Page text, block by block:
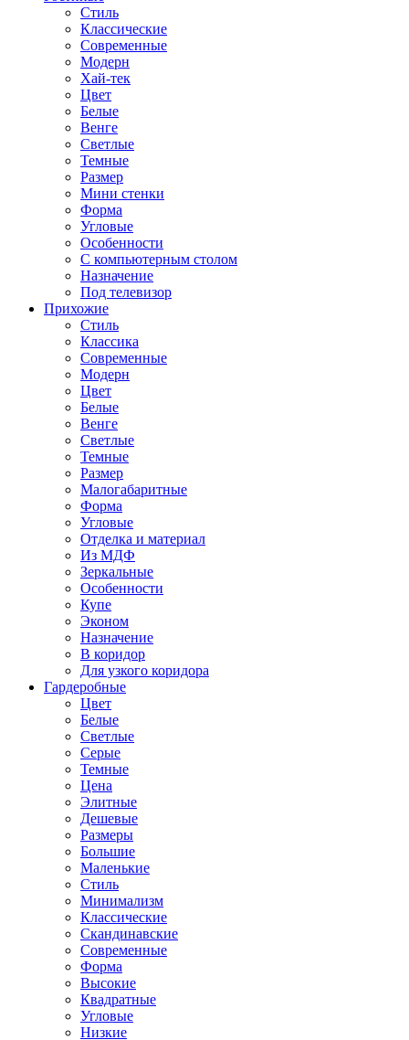
Стиль
Классические
Современные
Модерн
Хай-тек
Цвет
Белые
Венге
Светлые
Темные
Размер
Мини стенки
Форма
Угловые
Особенности
С компьютерным столом
Назначение
Под телевизор
Прихожие
Стиль
Классика
Современные
Модерн
Цвет
Белые
Венге
Светлые
Темные
Размер
Малогабаритные
Форма
Угловые
Отделка и материал
Из МДФ
Зеркальные
Особенности
Купе
Эконом
Назначение
В коридор
Для узкого коридора
Гардеробные
Цвет
Белые
Светлые
Серые
Темные
Цена
Элитные
Дешевые
Размеры
Большие
Маленькие
Стиль
Минимализм
Классические
Скандинавские
Современные
Форма
Высокие
Квадратные
Угловые
Низкие